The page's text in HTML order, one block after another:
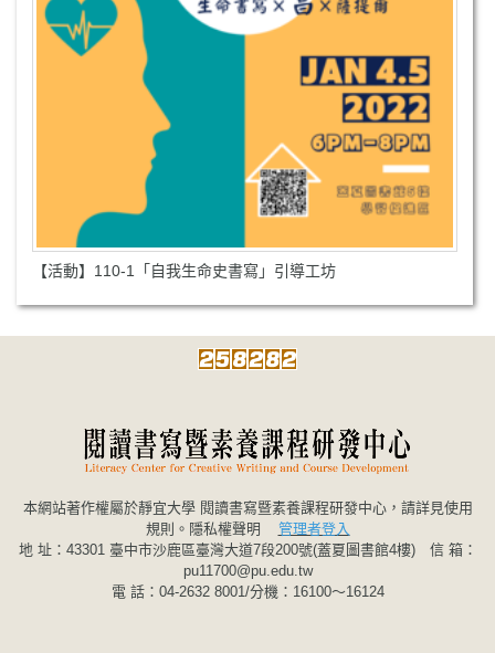
【活動】110-1「自我生命史書寫」引導工坊
本網站著作權屬於靜宜大學 閱讀書寫暨素養課程研發中心，請詳見使用
規則。 隱私權聲明
管理者登入
地 址：43301 臺中市沙鹿區臺灣大道7段200號(蓋夏圖書館4樓) 信 箱：
pu11700@pu.edu.tw
電 話：04-2632 8001/分機：16100～16124